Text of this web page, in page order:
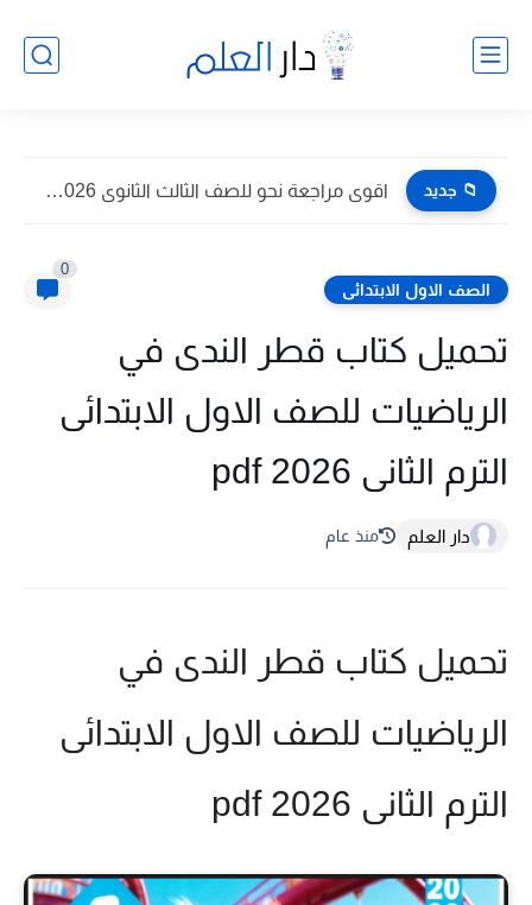
📁 جديد اقوى مراجعة نحو للصف الثالث الثانوى 2026 pdf اعداد توجيه...
الصف الاول الابتدائى
0
تحميل كتاب قطر الندى في
الرياضيات للصف الاول الابتدائى
الترم الثانى 2026 pdf
دار العلم منذ عام
تحميل كتاب قطر الندى في
الرياضيات للصف الاول الابتدائى
الترم الثانى 2026 pdf